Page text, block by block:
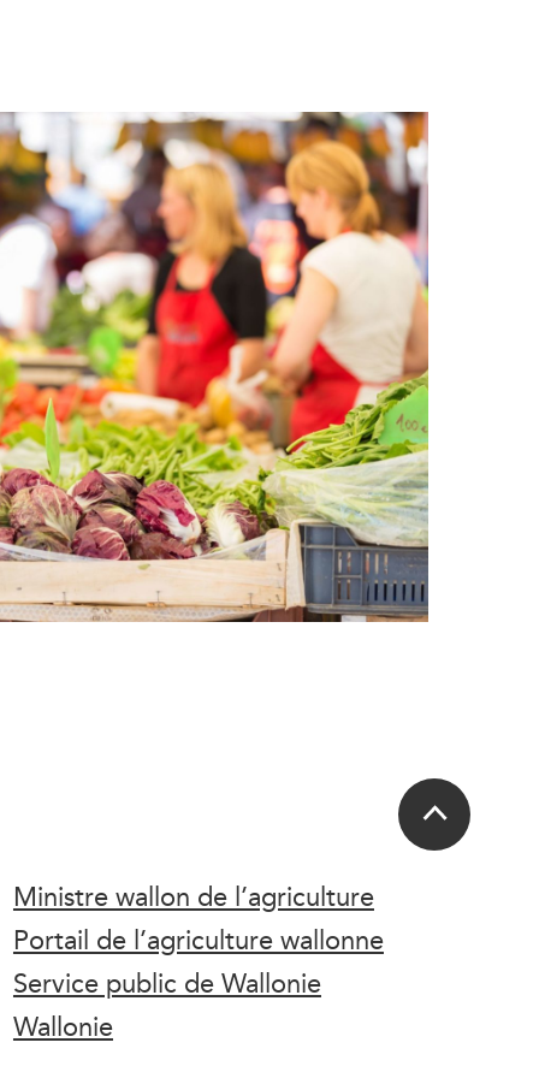
Ministre wallon de l’agriculture
Portail de l’agriculture wallonne
Service public de Wallonie
Wallonie